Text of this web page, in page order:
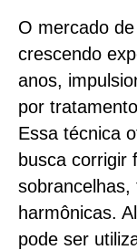
O mercado
crescendo
anos,
por
Essa técnica
busca corrigir
harmônicas.
pode ser